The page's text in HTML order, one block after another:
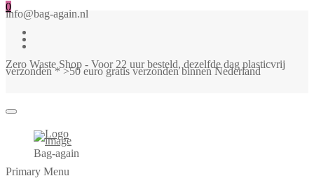
0
info@bag-again.nl
Zero Waste Shop - Voor 22 uur besteld, dezelfde dag plasticvrij
verzonden * >50 euro gratis verzonden binnen Nederland
Bag-again
Primary Menu